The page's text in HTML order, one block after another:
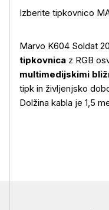
Več o izdelku
Izberite tipkovnico
Marvo K604 Soldat
tipkovnica z RGB
multimedijskimi
tipk in življenjsko
Dolžina kabla je 1,5